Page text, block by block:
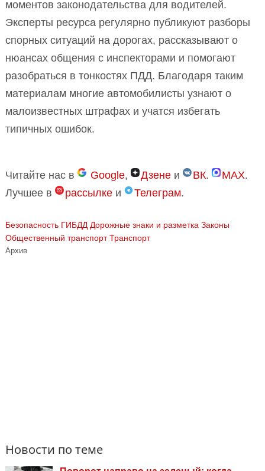
моментов законодательства для водителей.
Эксперты ресурса регулярно публикуют разборы
спорных ситуаций на дорогах, рассказывают о
нюансах общения с инспекторами и помогают
разобраться в тонкостях ПДД. Благодаря таким
материалам многие автомобилисты узнают о
малоизвестных штрафах и учатся избегать
типичных ошибок.
Читайте нас в Google, Дзене и ВК. MAX.
Лучшее в
рассылке и Телеграм.
Безопасность ГИБДД Дорожные знаки и разметка Законы
Общественный транспорт Транспорт
Архив
Новости по теме